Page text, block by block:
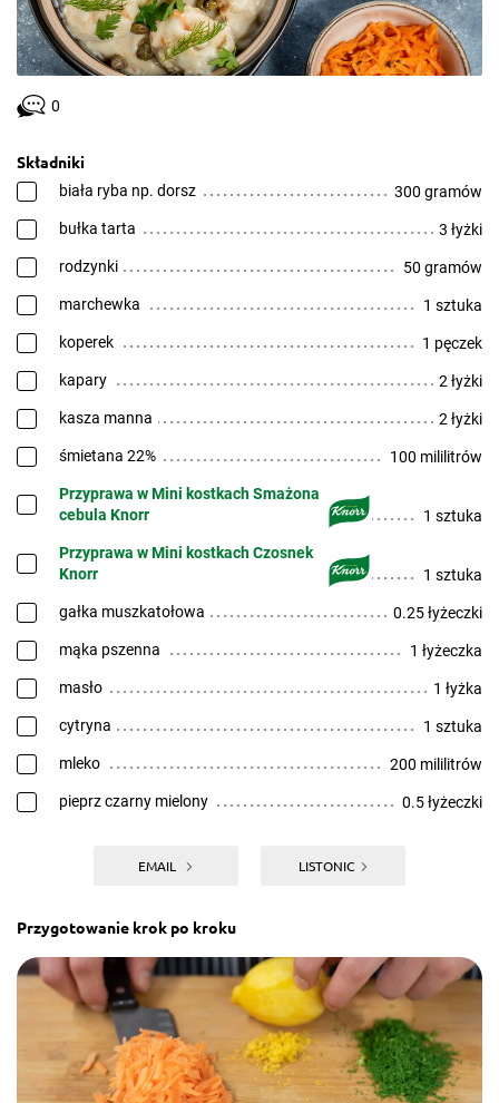
0
Składniki
biała ryba np. dorsz 300 gramów
bułka tarta 3 łyżki
rodzynki 50 gramów
marchewka 1 sztuka
koperek 1 pęczek
kapary 2 łyżki
kasza manna 2 łyżki
śmietana 22% 100 mililitrów
Przyprawa w Mini kostkach Smażona
cebula Knorr
1 sztuka
Przyprawa w Mini kostkach Czosnek
Knorr
1 sztuka
gałka muszkatołowa 0.25 łyżeczki
mąka pszenna 1 łyżeczka
masło 1 łyżka
cytryna 1 sztuka
mleko 200 mililitrów
pieprz czarny mielony 0.5 łyżeczki
EMAIL LISTONIC
Przygotowanie krok po kroku